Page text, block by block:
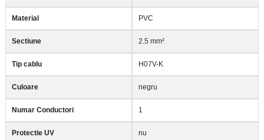
Material PVC
Sectiune 2.5 mm²
Tip cablu H07V-K
Culoare negru
Numar Conductori 1
Protectie UV nu